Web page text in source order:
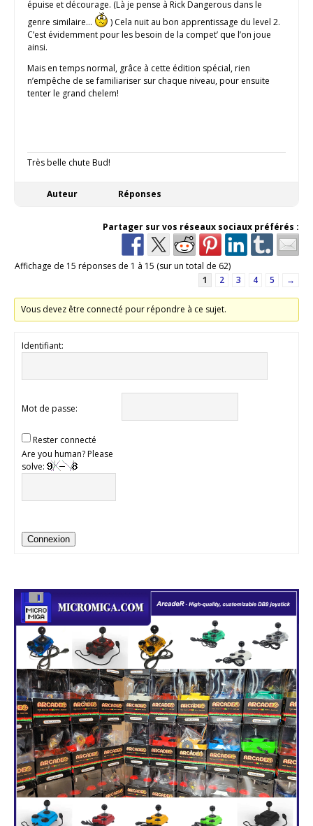
épuise et décourage. (Là je pense à Rick Dangerous dans le
genre similaire…
) Cela nuit au bon apprentissage du level 2.
C’est évidemment pour les besoin de la compet’ que l’on joue
ainsi.
Mais en temps normal, grâce à cette édition spécial, rien
n’empêche de se familiariser sur chaque niveau, pour ensuite
tenter le grand chelem!
Très belle chute Bud!
Auteur Réponses
Partager sur vos réseaux sociaux préférés :
Affichage de 15 réponses de 1 à 15 (sur un total de 62)
1
2 3 4 5 →
Vous devez être connecté pour répondre à ce sujet.
Identifiant:
Mot de passe:
Rester connecté
Are you human? Please
solve:
Connexion